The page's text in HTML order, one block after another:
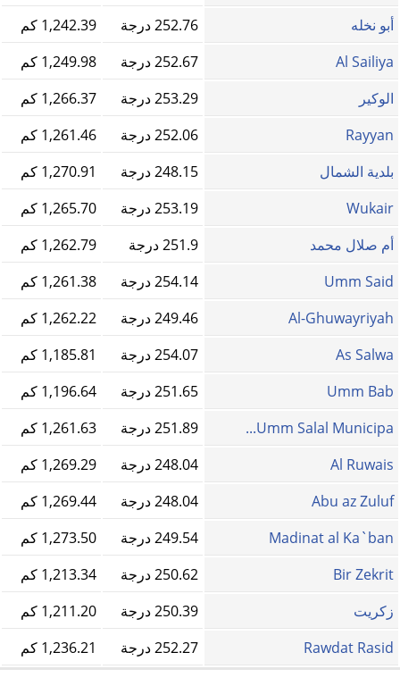
أبو نخله
252.76 درجة
1,242.39 كم
Al Sailiya
252.67 درجة
1,249.98 كم
الوكير
253.29 درجة
1,266.37 كم
Rayyan
252.06 درجة
1,261.46 كم
بلدية الشمال
248.15 درجة
1,270.91 كم
Wukair
253.19 درجة
1,265.70 كم
أم صلال محمد
251.9 درجة
1,262.79 كم
Umm Said
254.14 درجة
1,261.38 كم
Al-Ghuwayriyah
249.46 درجة
1,262.22 كم
As Salwa
254.07 درجة
1,185.81 كم
Umm Bab
251.65 درجة
1,196.64 كم
Umm Salal Municipa...
251.89 درجة
1,261.63 كم
Al Ruwais
248.04 درجة
1,269.29 كم
Abu az Zuluf
248.04 درجة
1,269.44 كم
Madinat al Ka`ban
249.54 درجة
1,273.50 كم
Bir Zekrit
250.62 درجة
1,213.34 كم
زكريت
250.39 درجة
1,211.20 كم
Rawdat Rasid
252.27 درجة 1,236.21 كم